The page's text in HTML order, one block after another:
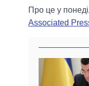
Про це у
Associated